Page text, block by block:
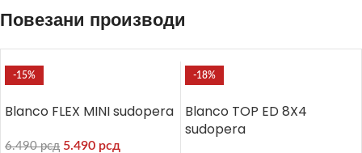
Повезани производи
-15%
Blanco FLEX MINI sudopera
6.490рсд 5.490 рсд
-18%
Blanco TOP ED 8X4
sudopera